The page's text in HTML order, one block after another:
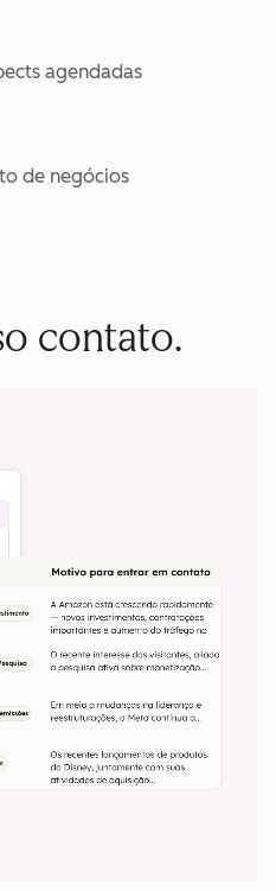
agendadas
de negócios
contato.